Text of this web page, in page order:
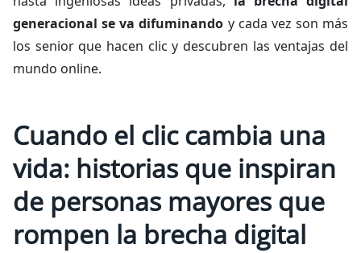
generacional se va difuminando y cada vez son más
los senior que hacen clic y descubren las ventajas del
mundo online.
Cuando el clic cambia una
vida: historias que inspiran
de personas mayores que
rompen la brecha digital